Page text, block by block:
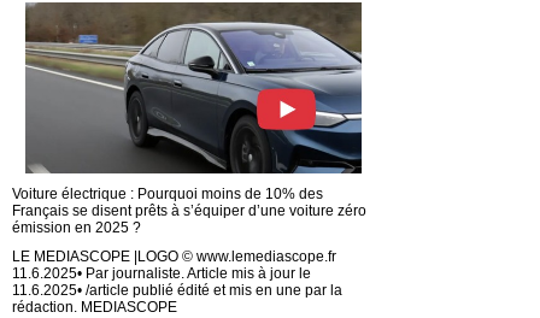
Voiture électrique : Pourquoi moins de 10% des
Français se disent prêts à s’équiper d’une voiture zéro
émission en 2025 ?
LE MEDIASCOPE |LOGO © www.lemediascope.fr
11.6.2025• Par journaliste. Article mis à jour le
11.6.2025• /article publié édité et mis en une par la
rédaction. MEDIASCOPE